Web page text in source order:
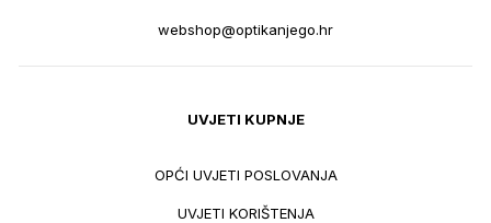
webshop@optikanjego.hr
UVJETI KUPNJE
OPĆI UVJETI POSLOVANJA
UVJETI KORIŠTENJA